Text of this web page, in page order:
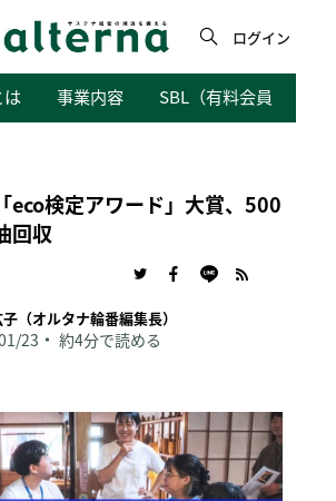
ログイン
事業内容 SBL（有料会員向けサ
eco検定アワード」大賞、500
回収
（オルタナ輪番編集長）
23 約4分で読める